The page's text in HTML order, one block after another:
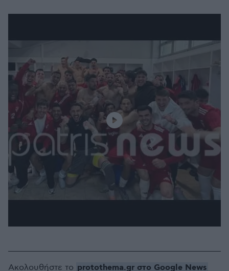
Ακολουθήστε το protothema.gr στο Google News